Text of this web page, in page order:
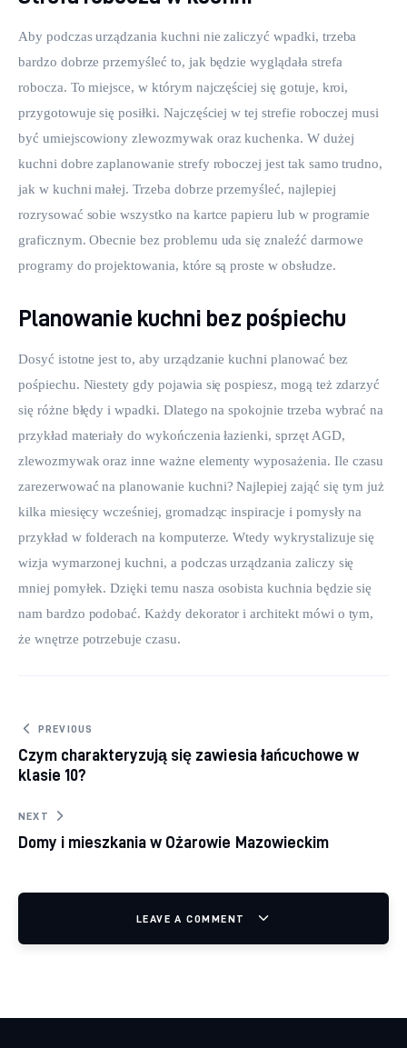
Aby podczas urządzania kuchni nie zaliczyć wpadki, trzeba
bardzo dobrze przemyśleć to, jak będzie wyglądała strefa
robocza. To miejsce, w którym najczęściej się gotuje, kroi,
przygotowuje się posiłki. Najczęściej w tej strefie roboczej musi
być umiejscowiony zlewozmywak oraz kuchenka. W dużej
kuchni dobre zaplanowanie strefy roboczej jest tak samo trudno,
jak w kuchni małej. Trzeba dobrze przemyśleć, najlepiej
rozrysować sobie wszystko na kartce papieru lub w programie
graficznym. Obecnie bez problemu uda się znaleźć darmowe
programy do projektowania, które są proste w obsłudze.
Planowanie kuchni bez pośpiechu
Dosyć istotne jest to, aby urządzanie kuchni planować bez
pośpiechu. Niestety gdy pojawia się pospiesz, mogą też zdarzyć
się różne błędy i wpadki. Dlatego na spokojnie trzeba wybrać na
przykład materiały do wykończenia łazienki, sprzęt AGD,
zlewozmywak oraz inne ważne elementy wyposażenia. Ile czasu
zarezerwować na planowanie kuchni? Najlepiej zająć się tym już
kilka miesięcy wcześniej, gromadząc inspiracje i pomysły na
przykład w folderach na komputerze. Wtedy wykrystalizuje się
wizja wymarzonej kuchni, a podczas urządzania zaliczy się
mniej pomyłek. Dzięki temu nasza osobista kuchnia będzie się
nam bardzo podobać. Każdy dekorator i architekt mówi o tym,
że wnętrze potrzebuje czasu.
Nawigacja wpisu
PREVIOUS
Czym charakteryzują się zawiesia łańcuchowe w
klasie 10?
NEXT
Domy i mieszkania w Ożarowie Mazowieckim
LEAVE A COMMENT